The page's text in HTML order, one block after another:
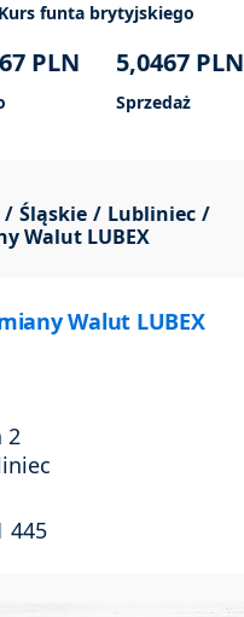
Kurs funta brytyjskiego
PLN 5,0467 PLN
Sprzedaż
Śląskie
Lubliniec
Walut LUBEX
Walut LUBEX
2
445